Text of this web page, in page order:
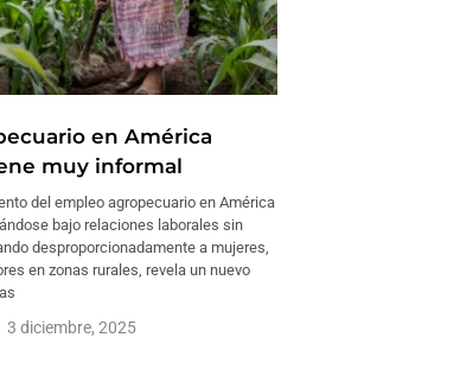
en América
muy informal
del empleo agropecuario en América
bajo relaciones laborales sin
desproporcionadamente a mujeres,
en zonas rurales, revela un nuevo
3 diciembre, 2025